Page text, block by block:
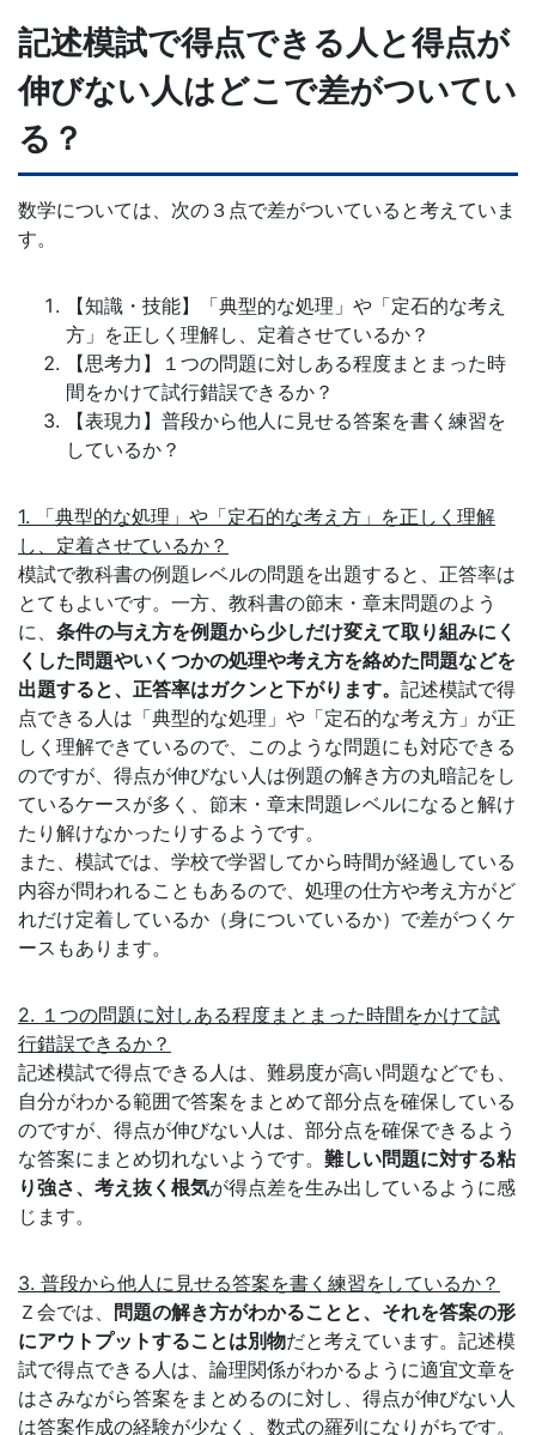
ら
な
る
充
実
学
校
現
場
を
支
援
す
る
サ
ー
ビ
ス
を
ご
用
記述模試で得点できる人と得点が
伸びない人はどこで差がついてい
る？
数学については、次の３点で差がついていると考えていま
す。
【知識・技能】「典型的な処理」や「定石的な考え
方」を正しく理解し、定着させているか？
【思考力】１つの問題に対しある程度まとまった時
間をかけて試行錯誤できるか？
【表現力】普段から他人に見せる答案を書く練習を
しているか？
1. 「典型的な処理」や「定石的な考え方」を正しく理解
し、定着させているか？
模試で教科書の例題レベルの問題を出題すると、正答率は
とてもよいです。一方、教科書の節末・章末問題のよう
に、 条件の与え方を例題から少しだけ変えて取り組みにく
くした問題やいくつかの処理や考え方を絡めた問題などを
出題すると、正答率はガクンと下がります。 記述模試で得
点できる人は「典型的な処理」や「定石的な考え方」が正
しく理解できているので、このような問題にも対応できる
のですが、得点が伸びない人は例題の解き方の丸暗記をし
ているケースが多く、節末・章末問題レベルになると解け
たり解けなかったりするようです。
また、模試では、学校で学習してから時間が経過している
内容が問われることもあるので、処理の仕方や考え方がど
れだけ定着しているか（身についているか）で差がつくケ
ースもあります。
2. １つの問題に対しある程度まとまった時間をかけて試
行錯誤できるか？
記述模試で得点できる人は、難易度が高い問題などでも、
自分がわかる範囲で答案をまとめて部分点を確保している
のですが、得点が伸びない人は、部分点を確保できるよう
な答案にまとめ切れないようです。 難しい問題に対する粘
り強さ、考え抜く根気が得点差を生み出しているように感
じます。
3. 普段から他人に見せる答案を書く練習をしているか？
Ｚ会では、 問題の解き方がわかることと、それを答案の形
にアウトプットすることは別物だと考えています。記述模
試で得点できる人は、論理関係がわかるように適宜文章を
はさみながら答案をまとめるのに対し、得点が伸びない人
は答案作成の経験が少なく、数式の羅列になりがちです。